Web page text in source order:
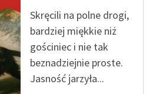
Skręcili na polne drogi,
bardziej miękkie niż
gościniec i nie tak
beznadziejnie proste.
Jasność jarzyła...